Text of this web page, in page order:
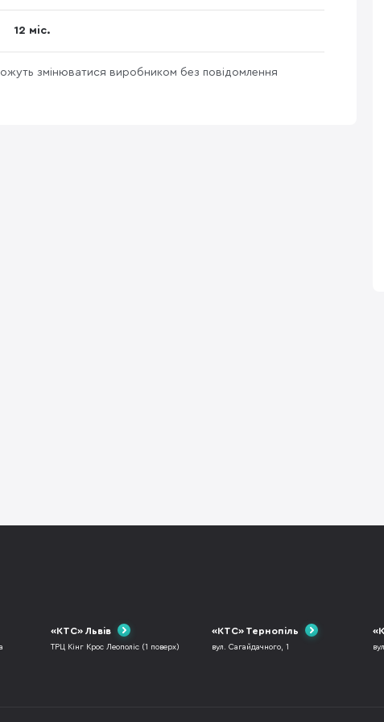
12 міс.
змінюватися виробником без повідомлення
«КТС» Львів
ТРЦ Кінг Крос Леополіс (1 поверх)
«КТС» Тернопіль
вул. Сагайдачного, 1